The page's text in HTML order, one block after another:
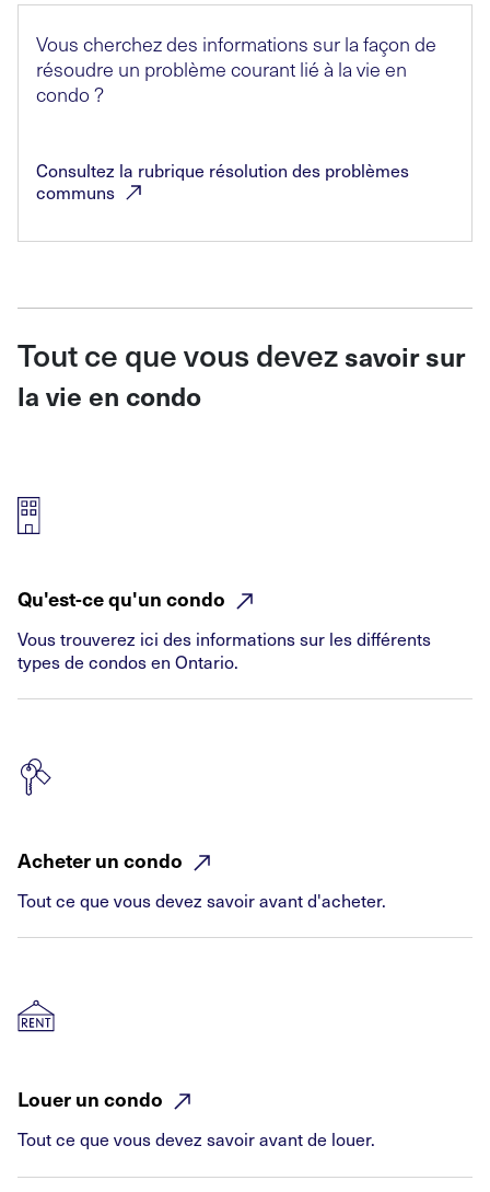
Vous cherchez des informations sur la façon de
résoudre un problème courant lié à la vie en
condo?
Consultez la rubrique résolution des problèmes
communs
Tout ce que vous devez savoir sur
la vie en condo
Qu'est-ce qu'un condo
Vous trouverez ici des informations sur les différents
types de condos en Ontario.
Acheter un condo
Tout ce que vous devez savoir avant d'acheter.
Louer un condo
Tout ce que vous devez savoir avant de louer.